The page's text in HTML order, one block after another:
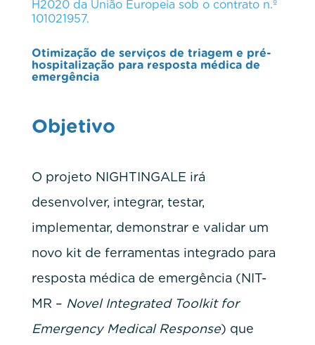
H2020 da União Europeia sob o contrato n.º
101021957.
Otimização de serviços de triagem e pré-
hospitalização para resposta médica de
emergência
Objetivo
O projeto NIGHTINGALE irá
desenvolver, integrar, testar,
implementar, demonstrar e validar um
novo kit de ferramentas integrado para
resposta médica de emergência (NIT-
MR – Novel Integrated Toolkit for
Emergency Medical Response) que